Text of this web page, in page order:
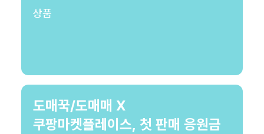
상품
도매꾹/도매매 X
쿠팡마켓플레이스, 첫 판매 응원금